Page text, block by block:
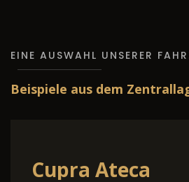
EINE AUSWAHL UNSERER
Beispiele aus dem
Cupra Ateca